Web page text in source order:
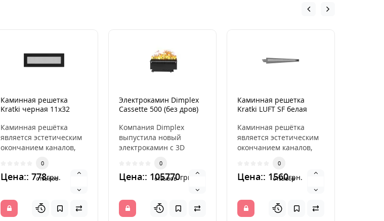
Каминная решетка
Kratki черная 11x32
Каминная решётка
является эстетическим
окончанием каналов,
горячий воздух из
камина. ..
0
отзывов
Цена:: 778грн.
Электрокамин Dimplex
Cassette 500 (без дров)
Компания Dimplex
выпустила новый
электрокамин с 3D
Dimplex Opti-myst
Cassette 500 (..
0
отзывов
Цена:: 105770грн.
Каминная решетка
Kratki LUFT SF белая
Каминная решётка
является эстетическим
окончанием каналов,
горячий воздух из
камина. ..
0
отзывов
Цена:: 1560грн.